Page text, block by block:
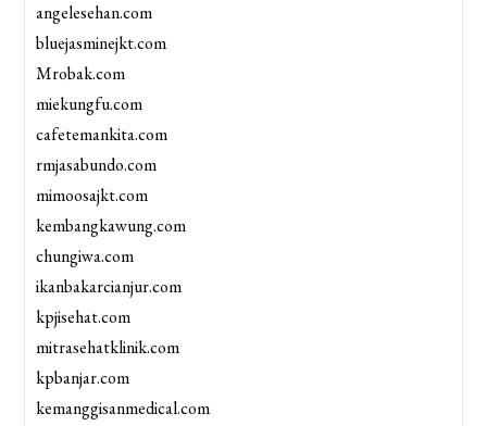
angelesehan.com
bluejasminejkt.com
Mrobak.com
miekungfu.com
cafetemankita.com
rmjasabundo.com
mimoosajkt.com
kembangkawung.com
chungiwa.com
ikanbakarcianjur.com
kpjisehat.com
mitrasehatklinik.com
kpbanjar.com
kemanggisanmedical.com